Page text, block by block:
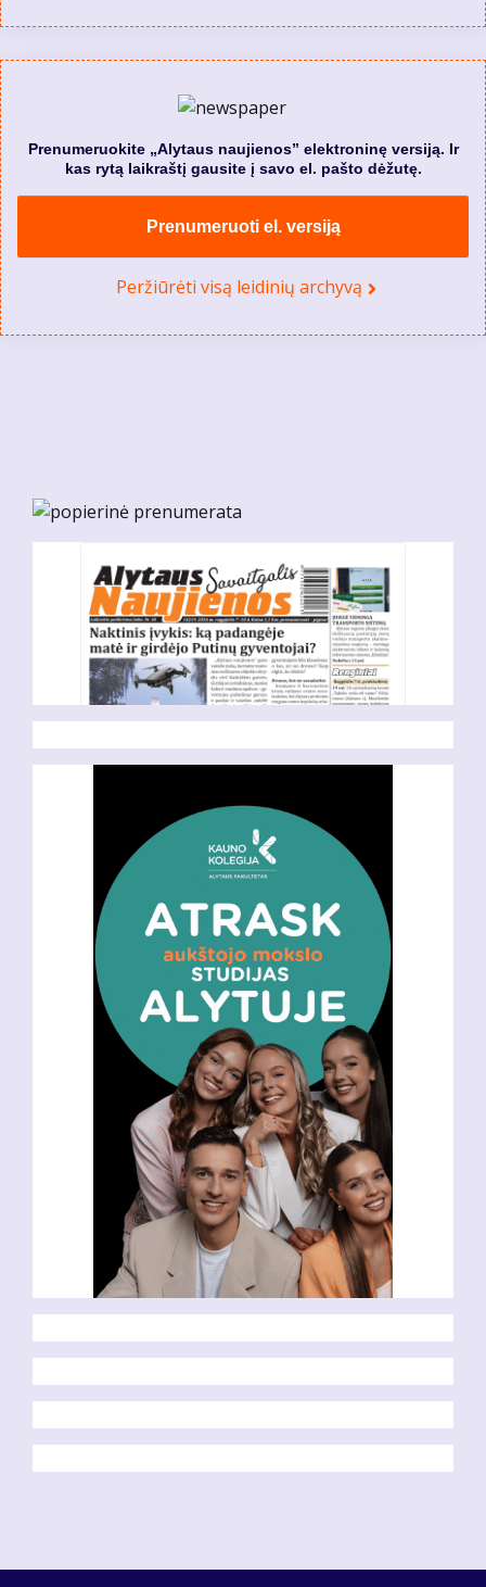
Prenumeruokite „Alytaus naujienos” elektroninę versiją. Ir
kas rytą laikraštį gausite į savo el. pašto dėžutę.
Prenumeruoti el. versiją
Peržiūrėti visą leidinių archyvą